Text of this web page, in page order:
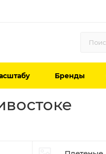
Бренды